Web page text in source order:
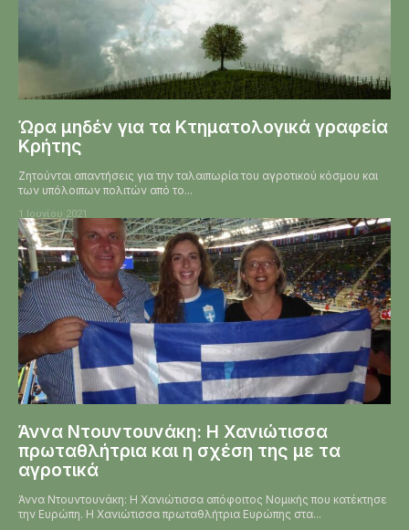
Ώρα μηδέν για τα Κτηματολογικά γραφεία
Κρήτης
Ζητούνται απαντήσεις για την ταλαιπωρία του αγροτικού κόσμου και
των υπόλοιπων πολιτών από το...
1 Ιουνίου 2021
Άννα Ντουντουνάκη: Η Χανιώτισσα
πρωταθλήτρια και η σχέση της με τα
αγροτικά
Άννα Ντουντουνάκη: Η Χανιώτισσα απόφοιτος Νομικής που κατέκτησε
την Ευρώπη. Η Χανιώτισσα πρωταθλήτρια Ευρώπης στα...